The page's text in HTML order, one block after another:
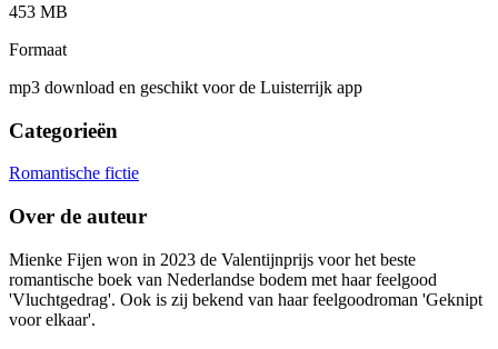
453 MB
Formaat
mp3 download en geschikt voor de Luisterrijk app
Categorieën
Romantische fictie
Over de auteur
Mienke Fijen won in 2023 de Valentijnprijs voor het beste
romantische boek van Nederlandse bodem met haar feelgood
'Vluchtgedrag'. Ook is zij bekend van haar feelgoodroman 'Geknipt
voor elkaar'.